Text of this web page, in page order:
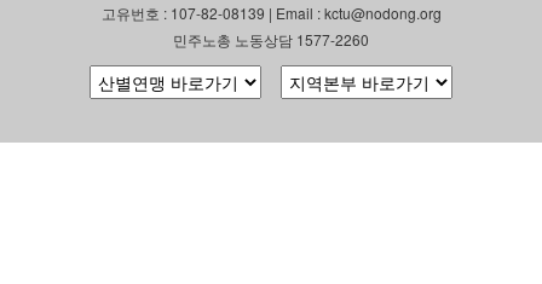
고유번호 : 107-82-08139 | Email : kctu@nodong.org
민주노총 노동상담 1577-2260